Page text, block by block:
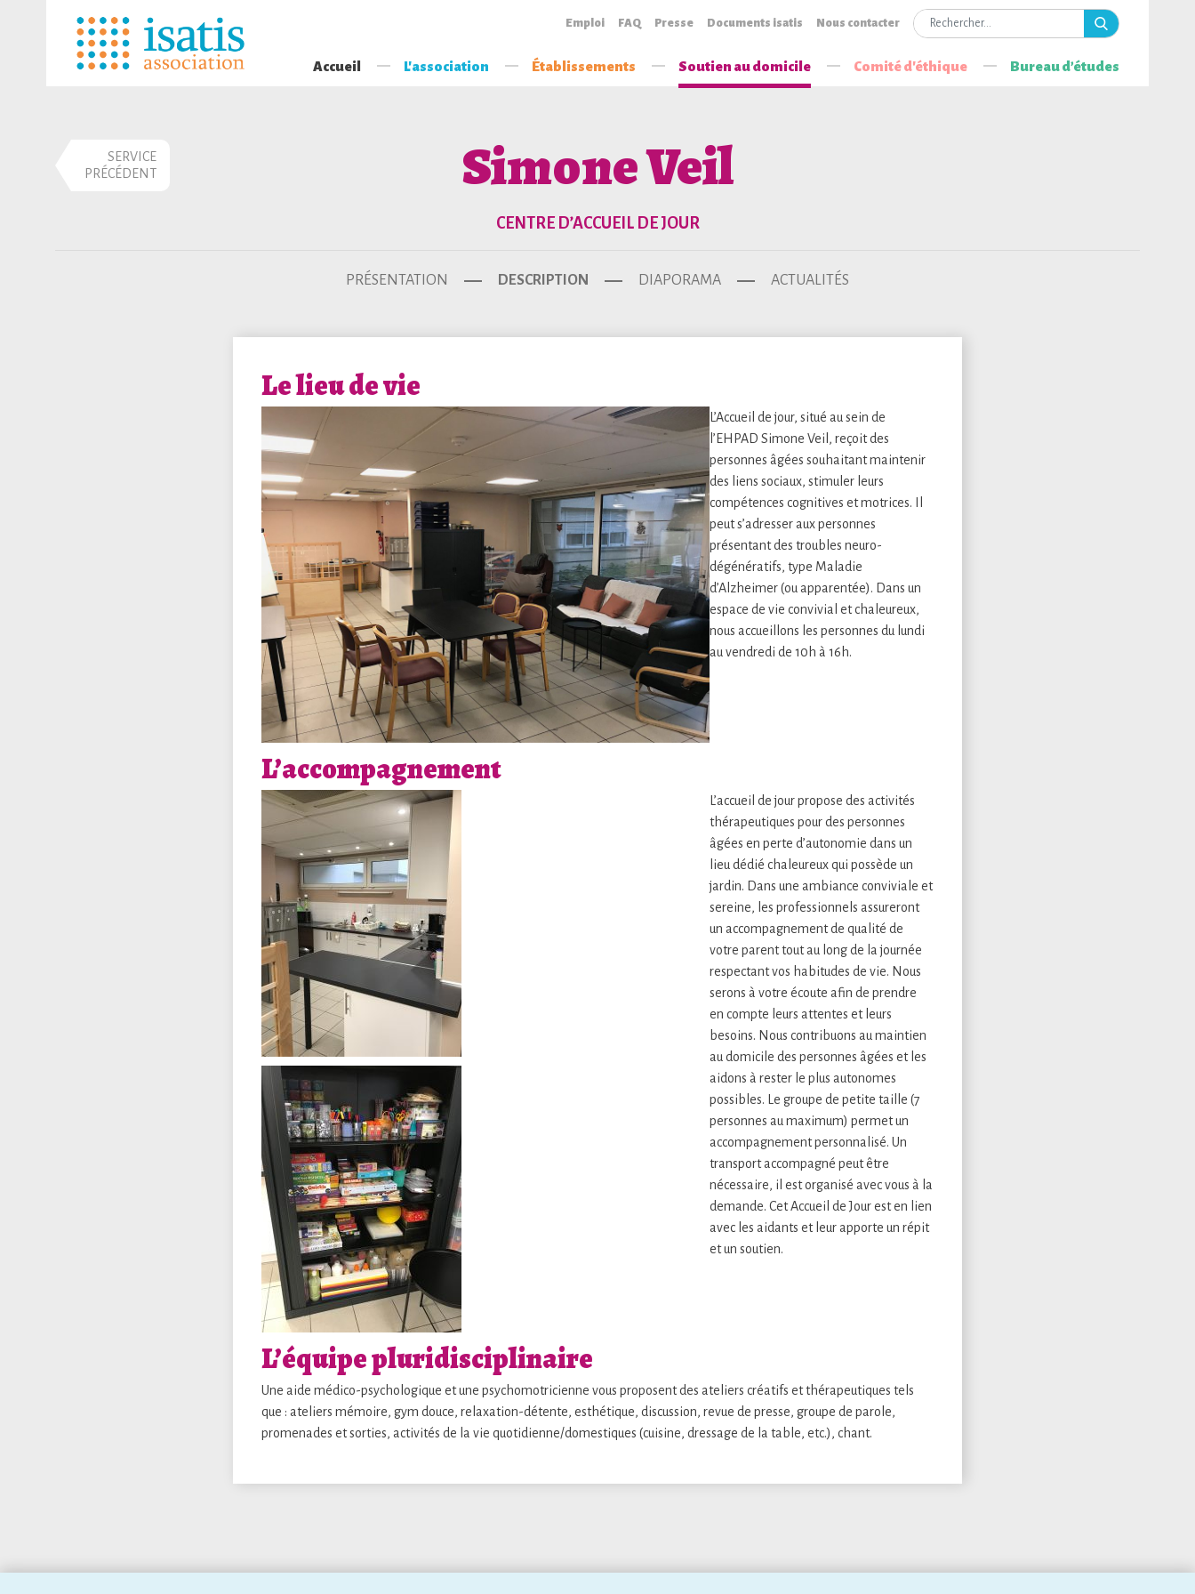
Emploi FAQ Presse Documents isatis Nous contacter
Accueil L'association Établissements Soutien au domicile Comité d'éthique Bureau d’études
Simone Veil
CENTRE D’ACCUEIL DE JOUR
SERVICE
PRÉCÉDENT
PRÉSENTATION DESCRIPTION DIAPORAMA ACTUALITÉS
Le lieu de vie
L’Accueil de jour, situé au sein de
l’EHPAD Simone Veil, reçoit des
personnes âgées souhaitant maintenir
des liens sociaux, stimuler leurs
compétences cognitives et motrices. Il
peut s’adresser aux personnes
présentant des troubles neuro-
dégénératifs, type Maladie
d’Alzheimer (ou apparentée). Dans un
espace de vie convivial et chaleureux,
nous accueillons les personnes du lundi
au vendredi de 10h à 16h.
L’accompagnement
L’accueil de jour propose des activités
thérapeutiques pour des personnes
âgées en perte d’autonomie dans un
lieu dédié chaleureux qui possède un
jardin. Dans une ambiance conviviale et
sereine, les professionnels assureront
un accompagnement de qualité de
votre parent tout au long de la journée
respectant vos habitudes de vie. Nous
serons à votre écoute afin de prendre
en compte leurs attentes et leurs
besoins. Nous contribuons au maintien
au domicile des personnes âgées et les
aidons à rester le plus autonomes
possibles. Le groupe de petite taille (7
personnes au maximum) permet un
accompagnement personnalisé. Un
transport accompagné peut être
nécessaire, il est organisé avec vous à la
demande. Cet Accueil de Jour est en lien
avec les aidants et leur apporte un répit
et un soutien.
L’équipe pluridisciplinaire
Une aide médico-psychologique et une psychomotricienne vous proposent des ateliers créatifs et thérapeutiques tels
que : ateliers mémoire, gym douce, relaxation-détente, esthétique, discussion, revue de presse, groupe de parole,
promenades et sorties, activités de la vie quotidienne/domestiques (cuisine, dressage de la table, etc.), chant.